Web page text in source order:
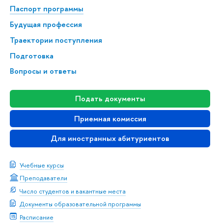
Паспорт программы
Будущая профессия
Траектории поступления
Подготовка
Вопросы и ответы
Подать документы
Приемная комиссия
Для иностранных абитуриентов
Учебные курсы
Преподаватели
Число студентов и вакантные места
Документы образовательной программы
Расписание